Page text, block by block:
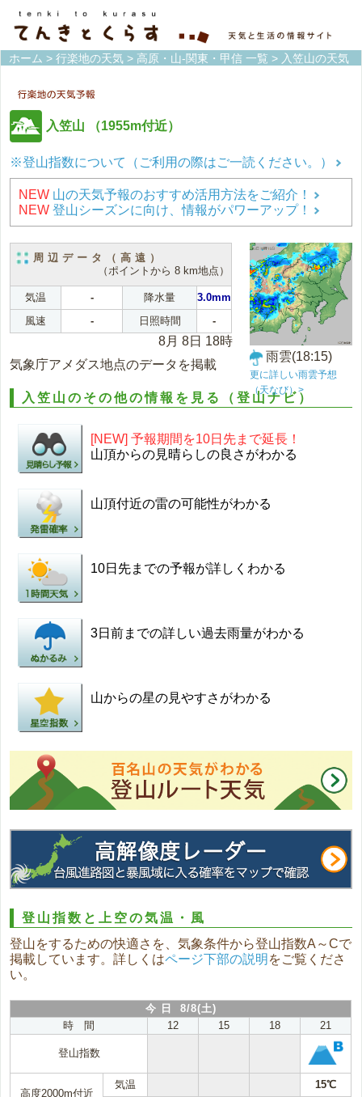
ホーム > 行楽地の天気 > 高原・山-関東・甲信 一覧 > 入笠山の天気
入笠山 （1955m付近）
※登山指数について（ご利用の際はご一読ください。）
NEW 山の天気予報のおすすめ活用方法をご紹介！
NEW 登山シーズンに向け、情報がパワーアップ！
周辺データ（高遠）
（ポイントから 8 km地点）
気温 - 降水量
3.0mm
風速
- 日照時間 -
8月 8日 18時
気象庁アメダス地点のデータを掲載
雨雲(18:15)
更に詳しい雨雲予想
（天なび）>
入笠山のその他の情報を見る（登山ナビ）
[NEW] 予報期間を10日先まで延長！
山頂からの見晴らしの良さがわかる
山頂付近の雷の可能性がわかる
10日先までの予報が詳しくわかる
3日前までの詳しい過去雨量がわかる
山からの星の見やすさがわかる
登山指数と上空の気温・風
登山をするための快適さを、気象条件から登山指数A～Cで
掲載しています。詳しくはページ下部の説明 をご覧くださ
い。
今 日 8/8(土)
時 間
12 15 18 21
登山指数
高度2000m付近
気温 15℃